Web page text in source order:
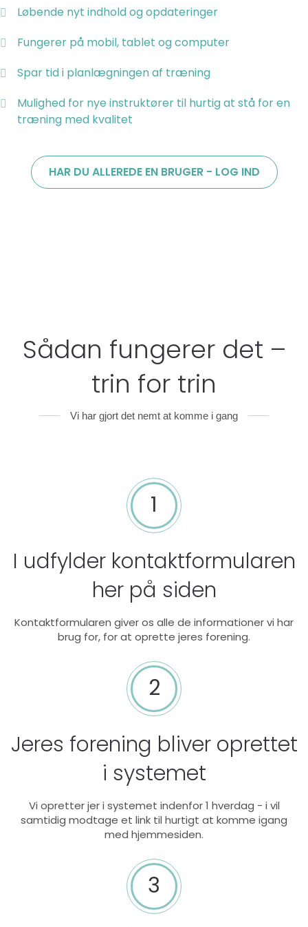
Løbende nyt indhold og opdateringer
Fungerer på mobil, tablet og computer
Spar tid i planlægningen af træning
Mulighed for nye instruktører til hurtig at stå for en
træning med kvalitet
HAR DU ALLEREDE EN BRUGER - LOG IND
Sådan fungerer det –
trin for trin
Vi har gjort det nemt at komme i gang
1
I udfylder kontaktformularen
her på siden
Kontaktformularen giver os alle de informationer vi har
brug for, for at oprette jeres forening.
2
Jeres forening bliver oprettet
i systemet
Vi opretter jer i systemet indenfor 1 hverdag - i vil
samtidig modtage et link til hurtigt at komme igang
med hjemmesiden.
3